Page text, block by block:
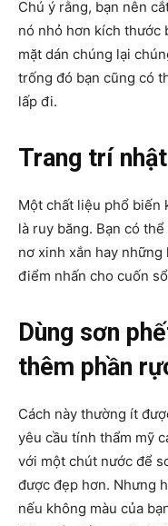
Chú ý rằng, bạn nên
nó nhỏ hơn kích thước
mặt dán chúng lại
trống đó bạn cũng có
lấp đi.
Trang trí
Một chất liệu phổ biến
là ruy băng. Bạn có
nơ xinh xắn hay
điểm nhấn cho cuốn
Dùng sơn
thêm phần
Cách này thường ít
yêu cầu tính thẩm mỹ
với một chút nước để
được đẹp hơn. Nhưng
nếu không màu của